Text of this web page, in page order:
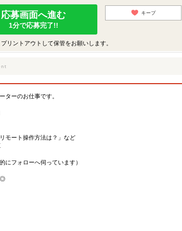
応募画面へ進む
1分で応募完了!!
キープ
リントアウトして保管をお願いします。
ターのお仕事です。
モート操作方法は？」など
にフォローへ伺っています）
◎